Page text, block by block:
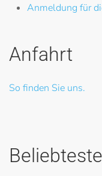
Anmeldung für
Anfahrt
So finden Sie uns.